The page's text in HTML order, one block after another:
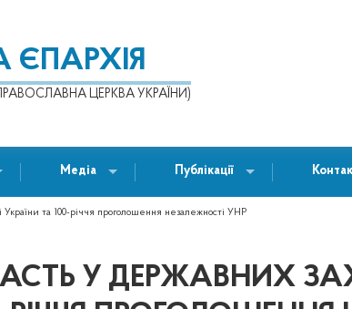
ЄПАРХІЯ
ЦЕРКВА УКРАЇНИ)
Медіа Публікації
та 100-річчя проголошення незалежності УНР
У ДЕРЖАВНИХ